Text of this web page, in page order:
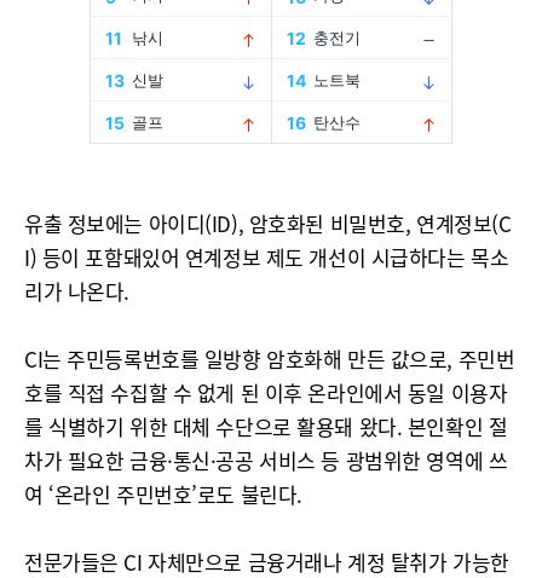
유출 정보에는 아이디(ID), 암호화된 비밀번호, 연계정보(C
I) 등이 포함돼있어 연계정보 제도 개선이 시급하다는 목소
리가 나온다.
CI는 주민등록번호를 일방향 암호화해 만든 값으로, 주민번
호를 직접 수집할 수 없게 된 이후 온라인에서 동일 이용자
를 식별하기 위한 대체 수단으로 활용돼 왔다. 본인확인 절
차가 필요한 금융·통신·공공 서비스 등 광범위한 영역에 쓰
여 ‘온라인 주민번호’로도 불린다.
전문가들은 CI 자체만으로 금융거래나 계정 탈취가 가능한